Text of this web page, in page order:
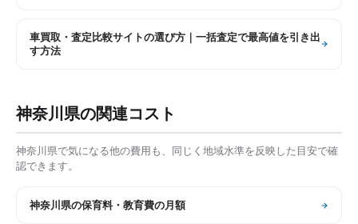
車買取・査定比較サイトの選び方｜一括査定で最高値を引き出
す方法
神奈川県の関連コスト
神奈川県で気になる他の費用も、同じく地域水準を反映した目安で確
認できます。
神奈川県の保育料・教育費の月額